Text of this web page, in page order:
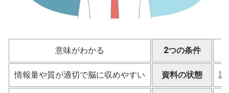
意味がわかる 2つの条件
情報量や質が適切で脳に収めやすい 資料の状態 論